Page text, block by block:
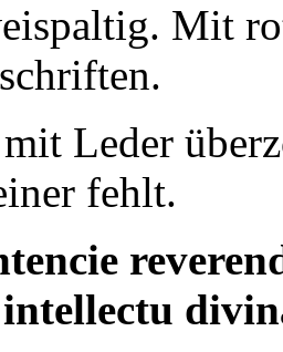
Mit
Leder
fehlt.